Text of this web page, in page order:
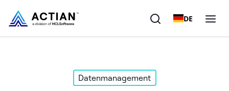
DE
Datenmanagement